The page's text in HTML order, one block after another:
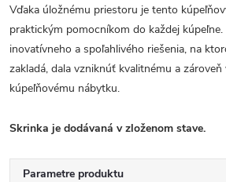
Vďaka úložnému priestoru je tento
praktickým pomocníkom do každej
inovatívneho a spoľahlivého riešenia, na
zakladá, dala vzniknúť kvalitnému a
kúpeľňovému nábytku.
Skrinka je dodávaná v zloženom stave.
Parametre produktu